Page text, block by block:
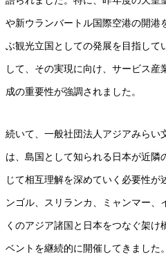
や新ウランバートル国際空港の開港
ぶ観光立国としての発展を目指して
して、その実現に向け、サービス産
成の重要性が強調されました。
続いて、一般社団法人アジアみらい
は、島国として知られる日本が近隣
じて相互理解を深めていく必要性が
ンゴル、スリランカ、ミャンマー、
くのアジア諸国と日本をつなぐ架け
ベントを継続的に開催してきました